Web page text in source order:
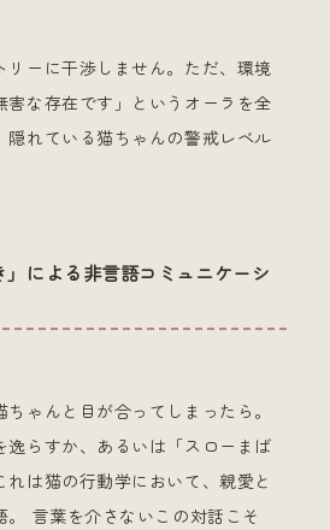
リーに干渉しません。ただ、環境
害な存在です」というオーラを全
隠れている猫ちゃんの警戒レベル
による非言語コミュニケーシ
ゃんと目が合ってしまったら。
逸らすか、あるいは「スローまば
れは猫の行動学において、親愛と
。 言葉を介さないこの対話こそ